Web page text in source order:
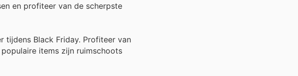
en profiteer van de scherpste
tijdens Black Friday. Profiteer van
items zijn ruimschoots